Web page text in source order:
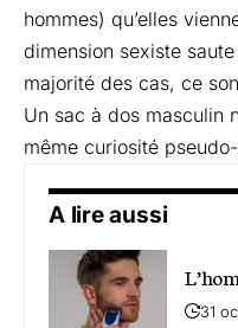
hommes) qu’elles
dimension sexiste
majorité des cas, ce
Un sac à dos masculin
même curiosité
A lire aussi
31